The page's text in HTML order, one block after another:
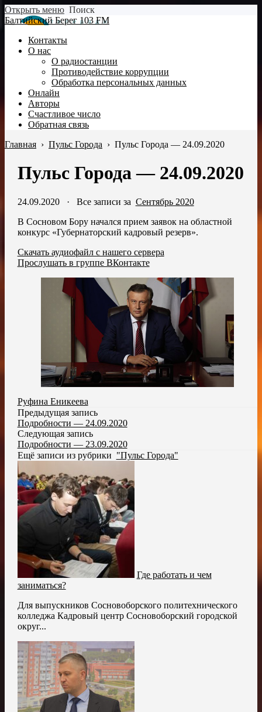
Открыть меню Поиск
Балтийский Берег 103 FM
Контакты
О нас
О радиостанции
Противодействие коррупции
Обработка персональных данных
Онлайн
Авторы
Счастливое число
Обратная связь
Главная › Пульс Города › Пульс Города — 24.09.2020
Пульс Города — 24.09.2020
24.09.2020· Все записи за Сентябрь 2020
В Сосновом Бору начался прием заявок на областной
конкурс «Губернаторский кадровый резерв».
Скачать аудиофайл с нашего сервера
Прослушать в группе ВКонтакте
Руфина Еникеева
Предыдущая запись
Подробности — 24.09.2020
Следующая запись
Подробности — 23.09.2020
Ещё записи из рубрики "Пульс Города"
Где работать и чем
заниматься?
Для выпускников Сосновоборского политехнического
колледжа Кадровый центр Сосновоборский городской
округ...